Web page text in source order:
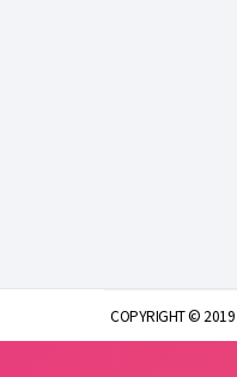
COPYRIGHT © 2019